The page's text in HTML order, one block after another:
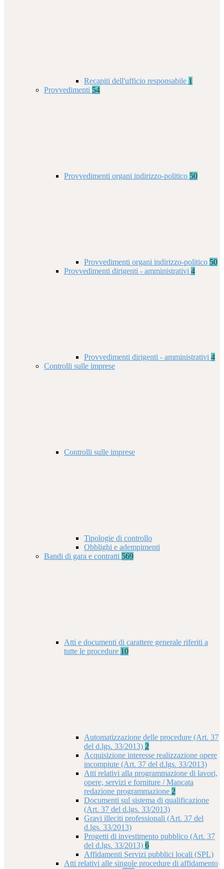
Recapiti dell'ufficio responsabile 1
Provvedimenti 54
Provvedimenti organi indirizzo-politico 50
Provvedimenti organi indirizzo-politico 50
Provvedimenti dirigenti - amministrativi 4
Provvedimenti dirigenti - amministrativi 4
Controlli sulle imprese
Controlli sulle imprese
Tipologie di controllo
Obblighi e adempimenti
Bandi di gara e contratti 569
Atti e documenti di carattere generale riferiti a
tutte le procedure 10
Automatizzazione delle procedure (Art. 37
del d.lgs. 33/2013) 2
Acquisizione interesse realizzazione opere
incompiute (Art. 37 del d.lgs. 33/2013)
Atti relativi alla programmazione di lavori,
opere, servizi e forniture / Mancata
redazione programmazione 2
Documenti sul sistema di qualificazione
(Art. 37 del d.lgs. 33/2013)
Gravi illeciti professionali (Art. 37 del
d.lgs. 33/2013)
Progetti di investimento pubblico (Art. 37
del d.lgs. 33/2013) 6
Affidamenti Servizi pubblici locali (SPL)
Atti relativi alle singole procedure di affidamento